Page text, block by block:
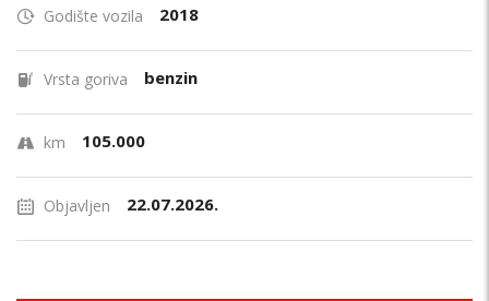
Godište vozila 2018
Vrsta goriva benzin
km 105.000
Objavljen 22.07.2026.